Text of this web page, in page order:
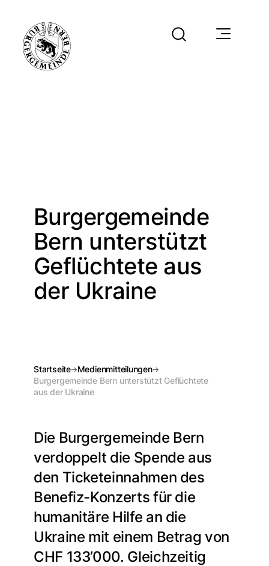
Burgergemeinde
Bern unterstützt
Geflüchtete aus
der Ukraine
Startseite
Medienmitteilungen
Burgergemeinde Bern unterstützt Geflüchtete
aus der Ukraine
Die Burgergemeinde Bern
verdoppelt die Spende aus
den Ticketeinnahmen des
Benefiz-Konzerts für die
humanitäre Hilfe an die
Ukraine mit einem Betrag von
CHF 133’000. Gleichzeitig